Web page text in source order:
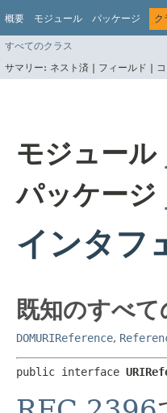
概要 モジュール パッケージ ク
すべてのクラス
サマリー: ネスト済 | フィールド |
モジュール
パッケージ
インタ
既知のすべ
DOMURIReference,
public interface